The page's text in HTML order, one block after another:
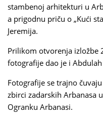
stambenoj arhitekturi u
a prigodnu priču o „Kući
Jeremija.
Prilikom otvorenja izložbe
fotografije dao je i Abdulah
Fotografije se trajno
zbirci zadarskih Arbanasa
Ogranku Arbanasi.